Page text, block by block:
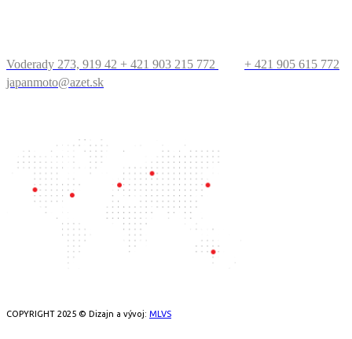
Voderady 273, 919 42 + 421 903 215 772
+ 421 905 615 772
japanmoto@azet.sk
COPYRIGHT 2025 © Dizajn a vývoj: MLVS